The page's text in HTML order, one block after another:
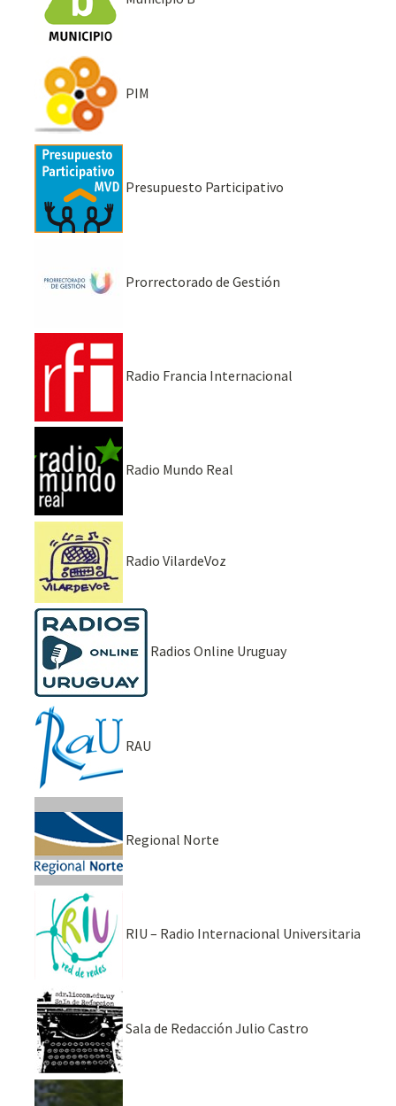
PIM
Presupuesto Participativo
Prorrectorado de Gestión
Radio Francia Internacional
Radio Mundo Real
Radio VilardeVoz
Radios Online Uruguay
RAU
Regional Norte
RIU – Radio Internacional Universitaria
Sala de Redacción Julio Castro